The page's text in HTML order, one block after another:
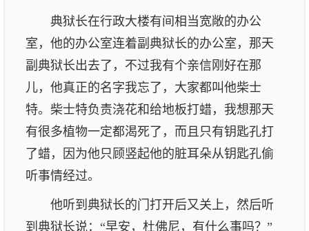
典狱长在行政大楼有间相当宽敞的办公
室，他的办公室连着副典狱长的办公室，那天
副典狱长出去了，不过我有个亲信刚好在那
儿，他真正的名字我忘了，大家都叫他柴士
特。柴士特负责浇花和给地板打蜡，我想那天
有很多植物一定都渴死了，而且只有钥匙孔打
了蜡，因为他只顾竖起他的脏耳朵从钥匙孔偷
听事情经过。
他听到典狱长的门打开后又关上，然后听
到典狱长说：“早安，杜佛尼，有什么事吗？”